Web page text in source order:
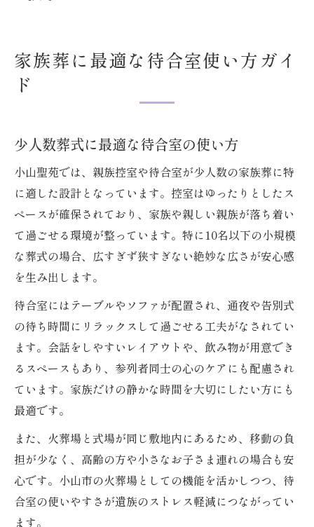
家族葬に最適な待合室使い方ガイ
ド
少人数葬式に最適な待合室の使い方
小山聖苑では、親族控室や待合室が少人数の家族葬に特
に適した設計となっています。控室はゆったりとしたス
ペースが確保されており、家族や親しい親族が落ち着い
て過ごせる環境が整っています。特に10名以下の小規模
な葬式の場合、広すぎず狭すぎない絶妙な広さが安心感
を生み出します。
待合室にはテーブルやソファが配置され、通夜や告別式
の待ち時間にリラックスして過ごせる工夫がなされてい
ます。会話をしやすいレイアウトや、飲み物が用意でき
るスペースもあり、参列者同士の心のケアにも配慮され
ています。家族だけの静かな時間を大切にしたい方にも
最適です。
また、火葬場と式場が同じ敷地内にあるため、移動の負
担が少なく、高齢の方や小さなお子さま連れの場合も安
心です。小山市の火葬場としての機能を活かしつつ、待
合室の使いやすさが遺族のストレス軽減につながってい
ます。